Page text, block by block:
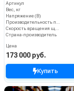
Артикул
Вес, кг
Напряжение (В)
Производительность по площади (м2/ч)
Скорость вращения щётки (об/мин)
Страна-производитель
Цена
173 000 руб.
Купить